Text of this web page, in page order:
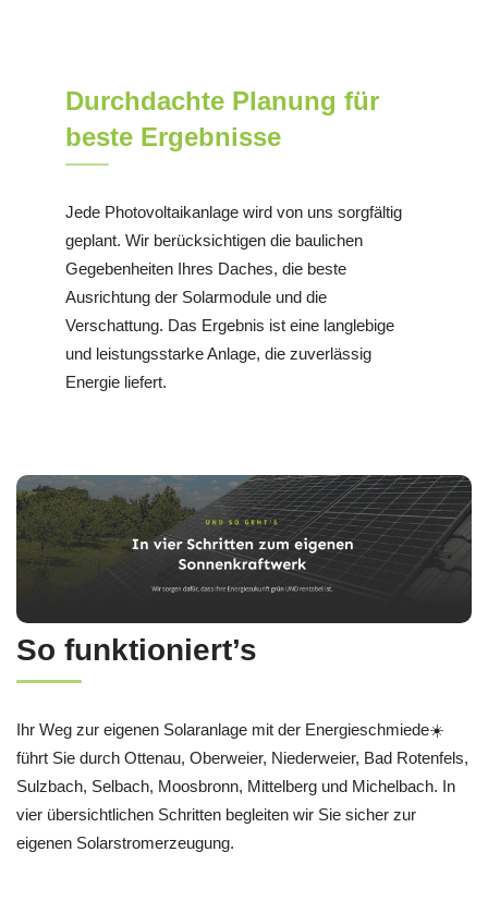
Durchdachte Planung für
beste Ergebnisse
Jede Photovoltaikanlage wird von uns sorgfältig
geplant. Wir berücksichtigen die baulichen
Gegebenheiten Ihres Daches, die beste
Ausrichtung der Solarmodule und die
Verschattung. Das Ergebnis ist eine langlebige
und leistungsstarke Anlage, die zuverlässig
Energie liefert.
So funktioniert’s
Ihr Weg zur eigenen Solaranlage mit der Energieschmiede☀️
führt Sie durch Ottenau, Oberweier, Niederweier, Bad Rotenfels,
Sulzbach, Selbach, Moosbronn, Mittelberg und Michelbach. In
vier übersichtlichen Schritten begleiten wir Sie sicher zur
eigenen Solarstromerzeugung.